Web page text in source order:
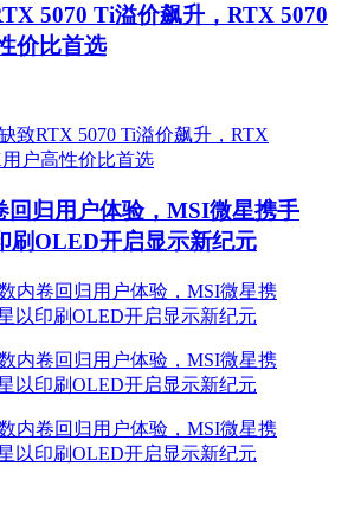
5070 Ti溢价飙升，RTX 5070
价比首选
回归用户体验，MSI微星携手
刷OLED开启显示新纪元